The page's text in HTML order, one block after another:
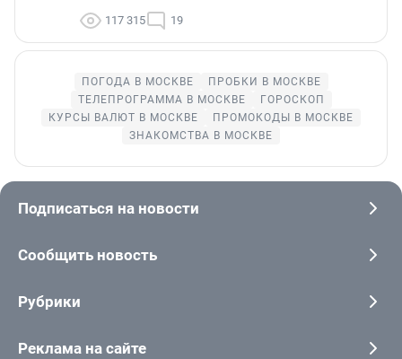
117 315 19
ПОГОДА В МОСКВЕ
ПРОБКИ В МОСКВЕ
ТЕЛЕПРОГРАММА В МОСКВЕ
ГОРОСКОП
КУРСЫ ВАЛЮТ В МОСКВЕ
ПРОМОКОДЫ В МОСКВЕ
ЗНАКОМСТВА В МОСКВЕ
Подписаться на новости
Сообщить новость
Рубрики
Реклама на сайте